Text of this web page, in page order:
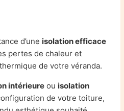
d’une isolation efficace
pertes de chaleur et
de votre véranda.
intérieureou isolation
de votre toiture,